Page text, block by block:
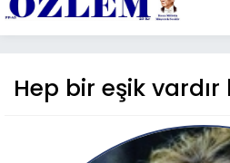
Hep bir eşik vardır